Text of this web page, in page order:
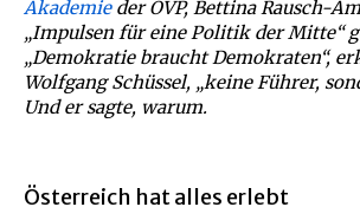
Akademieder ÖVP, Bettina Rausch-
„Impulsen für eine Politik der Mitte“
„Demokratie braucht Demokraten“,
Wolfgang Schüssel, „keine Führer,
Und er sagte, warum.
Österreich hat alles erlebt